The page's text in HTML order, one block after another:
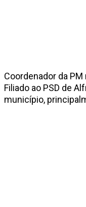
Coordenador da
Filiado ao PSD de
município,